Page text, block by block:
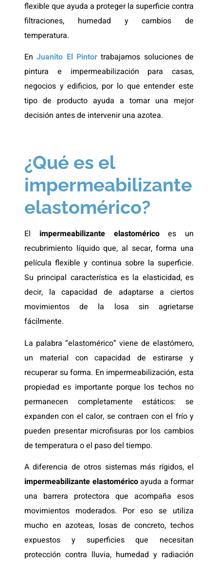
flexible que ayuda a proteger la superficie contra
filtraciones, humedad y cambios de
temperatura.
EnJuanito El Pintor trabajamos soluciones de
pintura e impermeabilización para casas,
negocios y edificios, por lo que entender este
tipo de producto ayuda a tomar una mejor
decisión antes de intervenir una azotea.
¿Qué es el
impermeabilizante
elastomérico?
El impermeabilizante elastoméricoes un
recubrimiento líquido que, al secar, forma una
película flexible y continua sobre la superficie.
Su principal característica es la elasticidad, es
decir, la capacidad de adaptarse a ciertos
movimientos de la losa sin agrietarse
fácilmente.
La palabra “elastomérico” viene de elastómero,
un material con capacidad de estirarse y
recuperar su forma. En impermeabilización, esta
propiedad es importante porque los techos no
permanecen completamente estáticos: se
expanden con el calor, se contraen con el frío y
pueden presentar microfisuras por los cambios
de temperatura o el paso del tiempo.
A diferencia de otros sistemas más rígidos, el
impermeabilizante elastoméricoayuda a formar
una barrera protectora que acompaña esos
movimientos moderados. Por eso se utiliza
mucho en azoteas, losas de concreto, techos
expuestos y superficies que necesitan
protección contra lluvia, humedad y radiación